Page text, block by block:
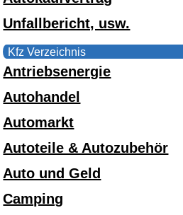
Unfallbericht, usw.
Kfz Verzeichnis
Antriebsenergie
Autohandel
Automarkt
Autoteile & Autozubehör
Auto und Geld
Camping